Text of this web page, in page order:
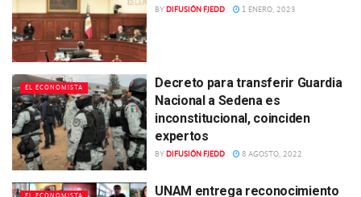
BY DIFUSIÓN FJEDD 1 ENERO, 2023
EL ECONOMISTA
Decreto para transferir Guardia
Nacional a Sedena es
inconstitucional, coinciden
expertos
BY DIFUSIÓN FJEDD 8 AGOSTO, 2022
UNAM entrega reconocimiento